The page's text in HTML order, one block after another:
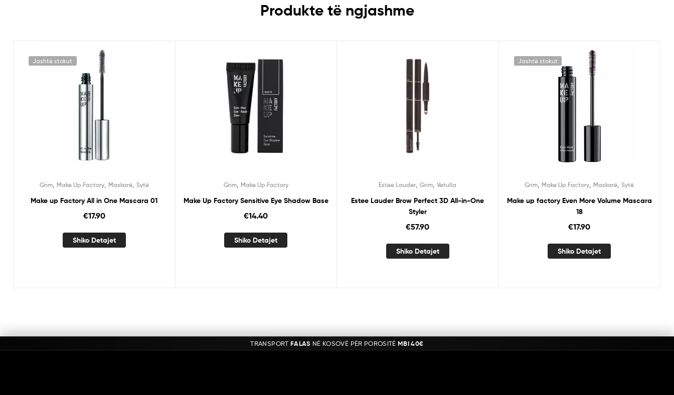
Produkte të ngjashme
Jashtë stokut
Grim, Make Up Factory, Maskarë, Sytë
Make up Factory All in One Mascara 01
€17.90
Shiko Detajet
Grim, Make Up Factory
Make Up Factory Sensitive Eye Shadow Base
€14.40
Shiko Detajet
Estee Lauder ,Grim ,Vetulla
Estee Lauder Brow Perfect 3D All-in-One
Styler
€57.90
Shiko Detajet
Jashtë stokut
Grim Make Up Factory Maskarë ,Sytë
Make up factory Even More Volume Mascara
18
€17.90
Shiko Detajet
TRANSPORT FALAS NË KOSOVË PËR POROSITËMBI 40€